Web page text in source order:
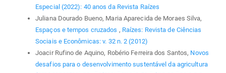
Especial (2022): 40 anos da Revista Raízes
Juliana Dourado Bueno, Maria Aparecida de Moraes Silva,
Espaços e tempos cruzados , Raízes: Revista de Ciências
Sociais e Econômicas: v. 32 n. 2 (2012)
Joacir Rufino de Aquino, Robério Ferreira dos Santos, Novos
desafios para o desenvolvimento sustentável da agricultura